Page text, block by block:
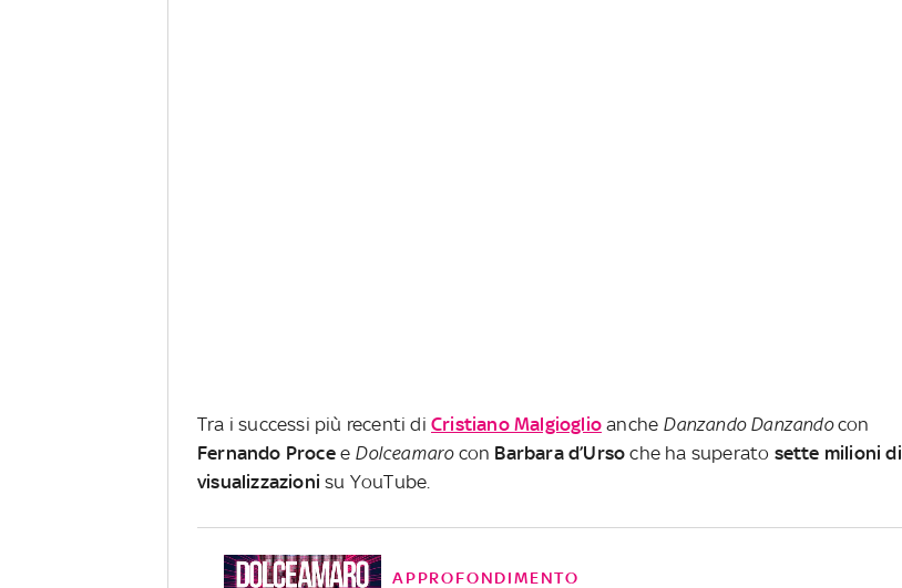
Tra i successi più recenti di Cristiano Malgioglio anche Danzando Danzandocon
Fernando Procee Dolceamarocon Barbara d’Ursoche ha superato sette milioni di
visualizzazionisu YouTube.
APPROFONDIMENTO